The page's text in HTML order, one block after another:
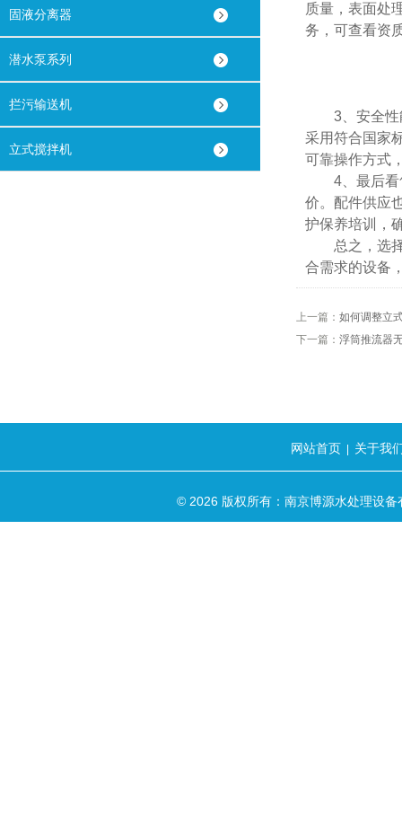
固液分离器
潜水泵系列
拦污输送机
立式搅拌机
质量，表面处
务，可查看资
3、安全性能
采用符合国家
可靠操作方式
4、最后看售
价。配件供应
护保养培训，
总之，选择
合需求的设备
上一篇： 如何调整立
下一篇： 浮筒推流器
网站首页 关于我
© 2026 版权所有：南京博源水处理设